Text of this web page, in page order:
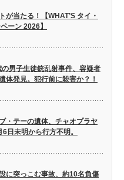
が当たる！【WHAT’S タイ・
ーン 2026】
男子生徒銃乱射事件、容疑者
体発見。犯行前に殺害か？！
・テーの遺体、チャオプラヤ
日未明から行方不明。
に突っこむ事故、約10名負傷